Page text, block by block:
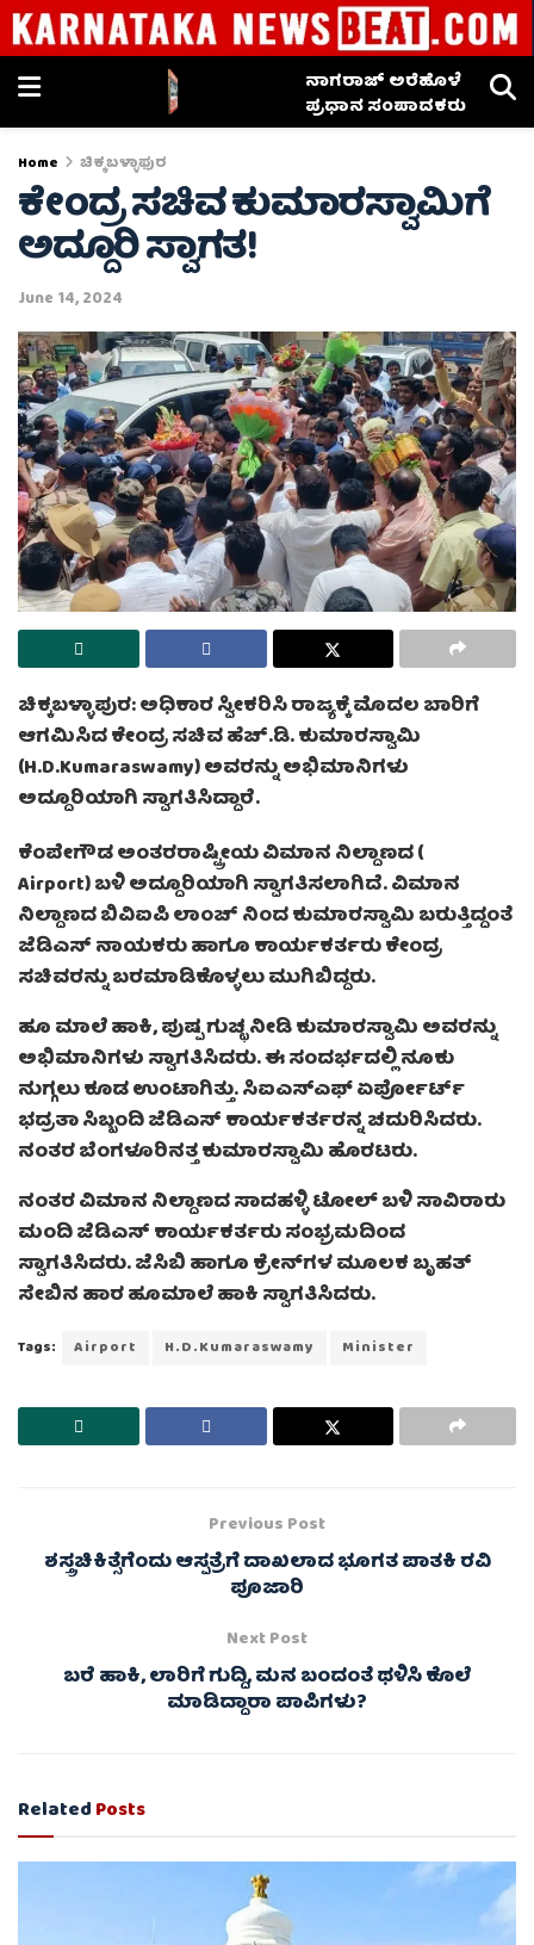
ನಾಗರಾಜ್ ಅರೆಹೊಳೆ
ಪ್ರಧಾನ ಸಂಪಾದಕರು
Home ಚಿಕ್ಕಬಳ್ಳಾಫುರ
ಕೇಂದ್ರ ಸಚಿವ ಕುಮಾರಸ್ವಾಮಿಗೆ
ಅದ್ದೂರಿ ಸ್ವಾಗತ!
June 14, 2024
ಚಿಕ್ಕಬಳ್ಳಾಪುರ: ಅಧಿಕಾರ ಸ್ವೀಕರಿಸಿ ರಾಜ್ಯಕ್ಕೆ ಮೊದಲ ಬಾರಿಗೆ
ಆಗಮಿಸಿದ ಕೇಂದ್ರ ಸಚಿವ ಹೆಚ್.ಡಿ. ಕುಮಾರಸ್ವಾಮಿ
(H.D.Kumaraswamy) ಅವರನ್ನು ಅಭಿಮಾನಿಗಳು
ಅದ್ದೂರಿಯಾಗಿ ಸ್ವಾಗತಿಸಿದ್ದಾರೆ.
ಕೆಂಪೇಗೌಡ ಅಂತರರಾಷ್ಟ್ರೀಯ ವಿಮಾನ ನಿಲ್ದಾಣದ (
Airport) ಬಳಿ ಅದ್ದೂರಿಯಾಗಿ ಸ್ವಾಗತಿಸಲಾಗಿದೆ. ವಿಮಾನ
ನಿಲ್ದಾಣದ ಬಿವಿಐಪಿ ಲಾಂಚ್‌ ನಿಂದ ಕುಮಾರಸ್ವಾಮಿ ಬರುತ್ತಿದ್ದಂತೆ
ಜೆಡಿಎಸ್ ನಾಯಕರು ಹಾಗೂ ಕಾರ್ಯಕರ್ತರು ಕೇಂದ್ರ
ಸಚಿವರನ್ನು ಬರಮಾಡಿಕೊಳ್ಳಲು ಮುಗಿಬಿದ್ದರು.
ಹೂ ಮಾಲೆ ಹಾಕಿ, ಪುಷ್ಪ ಗುಚ್ಛ ನೀಡಿ ಕುಮಾರಸ್ವಾಮಿ ಅವರನ್ನು
ಅಭಿಮಾನಿಗಳು ಸ್ವಾಗತಿಸಿದರು. ಈ ಸಂದರ್ಭದಲ್ಲಿ ನೂಕು
ನುಗ್ಗಲು ಕೂಡ ಉಂಟಾಗಿತ್ತು. ಸಿಐಎಸ್ಎಫ್ ಏರ್ಪೋರ್ಟ್
ಭದ್ರತಾ ಸಿಬ್ಬಂದಿ ಜೆಡಿಎಸ್ ಕಾರ್ಯಕರ್ತರನ್ನ ಚದುರಿಸಿದರು.
ನಂತರ ಬೆಂಗಳೂರಿನತ್ತ ಕುಮಾರಸ್ವಾಮಿ ಹೊರಟರು.
ನಂತರ ವಿಮಾನ ನಿಲ್ದಾಣದ ಸಾದಹಳ್ಳಿ ಟೋಲ್ ಬಳಿ ಸಾವಿರಾರು
ಮಂದಿ ಜೆಡಿಎಸ್ ಕಾರ್ಯಕರ್ತರು ಸಂಭ್ರಮದಿಂದ
ಸ್ವಾಗತಿಸಿದರು. ಜೆಸಿಬಿ ಹಾಗೂ ಕ್ರೇನ್‌ಗಳ ಮೂಲಕ ಬೃಹತ್
ಸೇಬಿನ ಹಾರ ಹೂಮಾಲೆ ಹಾಕಿ ಸ್ವಾಗತಿಸಿದರು.
Tags: Airport H.D.Kumaraswamy Minister
Previous Post
ಶಸ್ತ್ರಚಿಕಿತ್ಸೆಗೆಂದು ಆಸ್ಪತ್ರೆಗೆ ದಾಖಲಾದ ಭೂಗತ ಪಾತಕಿ ರವಿ
ಪೂಜಾರಿ
Next Post
ಬರೆ ಹಾಕಿ, ಲಾರಿಗೆ ಗುದ್ದಿ, ಮನ ಬಂದಂತೆ ಥಳಿಸಿ ಕೊಲೆ
ಮಾಡಿದ್ದಾರಾ ಪಾಪಿಗಳು?
RelatedPosts